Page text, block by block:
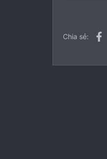
Chia sẻ: